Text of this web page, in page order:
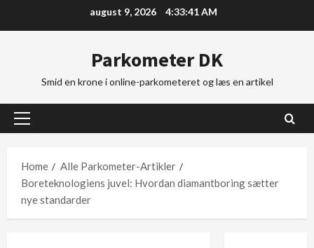
august 9, 2026 4:33:42 AM
Parkometer DK
Smid en krone i online-parkometeret og læs en artikel
Primary
Home
Alle Parkometer-Artikler
Boreteknologiens juvel: Hvordan diamantboring sætter
nye standarder